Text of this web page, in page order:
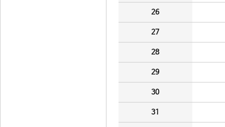
26
27
28
29
30
31